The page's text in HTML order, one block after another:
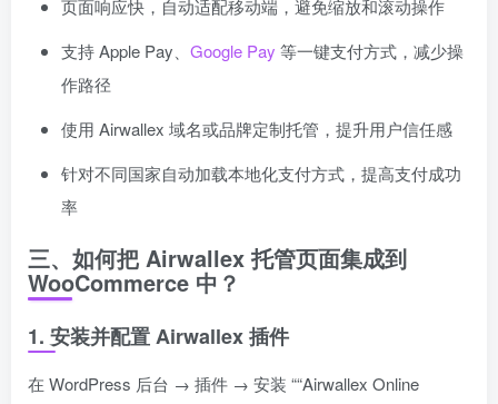
页面响应快，自动适配移动端，避免缩放和滚动操作
支持 Apple Pay、 Google Pay 等一键支付方式，减少操
作路径
使用 Airwallex 域名或品牌定制托管，提升用户信任感
针对不同国家自动加载本地化支付方式，提高支付成功
率
三、如何把 Airwallex 托管页面集成到
WooCommerce 中？
1. 安装并配置 Airwallex 插件
在 WordPress 后台 → 插件 → 安装 ““Airwallex Online